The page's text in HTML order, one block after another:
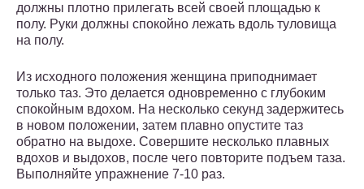
должны плотно прилегать всей своей площадью к
полу. Руки должны спокойно лежать вдоль туловища
на полу.
Из исходного положения женщина приподнимает
только таз. Это делается одновременно с глубоким
спокойным вдохом. На несколько секунд задержитесь
в новом положении, затем плавно опустите таз
обратно на выдохе. Совершите несколько плавных
вдохов и выдохов, после чего повторите подъем таза.
Выполняйте упражнение 7-10 раз.